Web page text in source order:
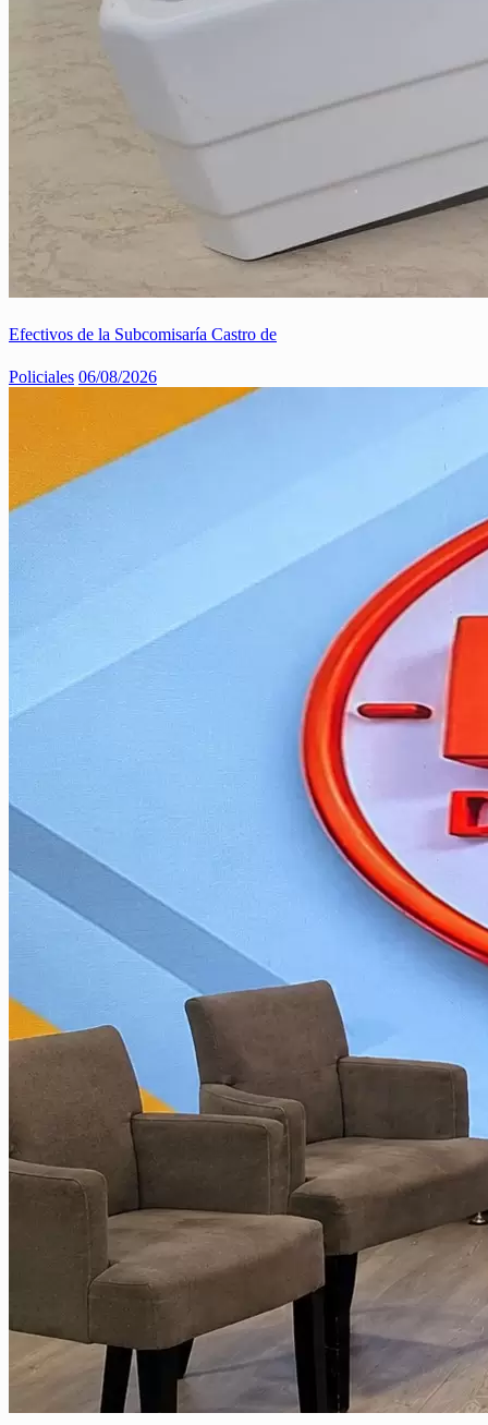
Efectivos de la Subcomisaría Castro de
Policiales 06/08/2026